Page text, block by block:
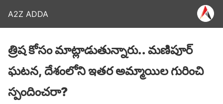
A2Z ADDA
త్రిష కోసం మాట్లాడుతున్నారు.. మణిపూర్
ఘటన, దేశంలోని ఇతర అమ్మాయిల గురించి
స్పందించరా?